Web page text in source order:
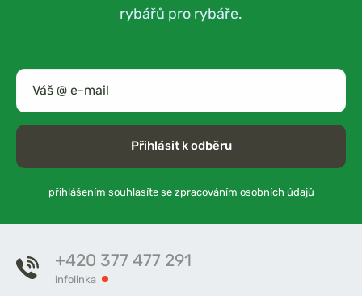
rybářů pro rybáře.
Přihlásit k odběru
přihlášením souhlasíte se zpracováním osobních údajů
+420 377 477 291
infolinka